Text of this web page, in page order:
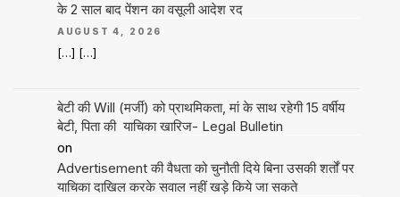
के 2 साल बाद पेंशन का वसूली आदेश रद
AUGUST 4, 2026
[…] […]
बेटी की Will (मर्जी) को प्राथमिकता, मां के साथ रहेगी 15 वर्षीय
बेटी, पिता की याचिका खारिज- Legal Bulletin
on
Advertisement की वैधता को चुनौती दिये बिना उसकी शर्तों पर
याचिका दाखिल करके सवाल नहीं खड़े किये जा सकते